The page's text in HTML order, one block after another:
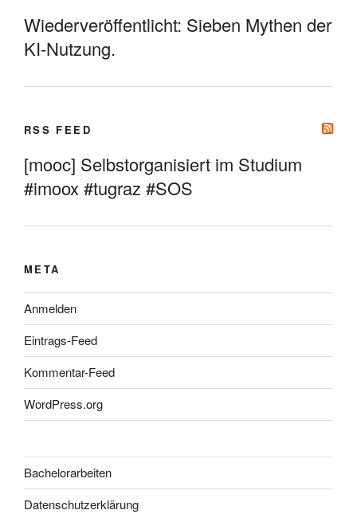
Wiederveröffentlicht: Sieben Mythen der
KI-Nutzung.
RSS FEED
[mooc] Selbstorganisiert im Studium
#imoox #tugraz #SOS
META
Anmelden
Eintrags-Feed
Kommentar-Feed
WordPress.org
Bachelorarbeiten
Datenschutzerklärung